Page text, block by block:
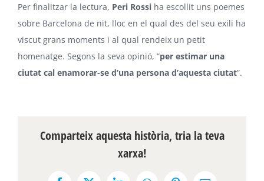
Per finalitzar la lectura, Peri Rossi ha escollit uns poemes
sobre Barcelona de nit, lloc en el qual des del seu exili ha
viscut grans moments i al qual rendeix un petit
homenatge. Segons la seva opinió, “per estimar una
ciutat cal enamorar-se d’una persona d’aquesta ciutat”.
Comparteix aquesta història, tria la teva
xarxa!